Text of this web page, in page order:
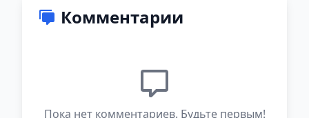
Комментарии
Пока нет комментариев. Будьте первым!